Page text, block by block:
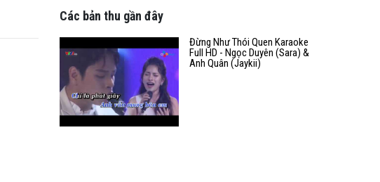
Các bản thu gần đây
Đừng Như Thói Quen Karaoke
Full HD - Ngọc Duyên (Sara) &
Anh Quân (Jaykii)